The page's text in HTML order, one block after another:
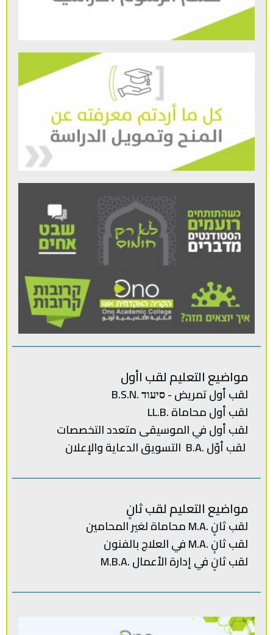
مواضيع التعليم لقب اأول
لقب أول تمريض - סיעוד .B.S.N
لقب أول محاماة .LL.B
لقب‭ ‬أول في‭ ‬الموسيقى‭ ‬متعدد‭ ‬
التخصصات‭
لقب‭ ‬أوّل .‭ ‬B.Aالتسويق‭ ‬الدعاية‭ ‬والإعلان
مواضيع التعليم لقب ثانٍ
لقب‭ ‬ثانٍ .‭ ‬M.Aمحاماة‭ ‬لغير‭ ‬المحامين
لقب ثانٍ .M.A في العلاج بالفنون
لقب‭ ‬ثانٍ‭ ‬في‭ ‬إدارة‭ ‬الأعمال .‭ M.B.A